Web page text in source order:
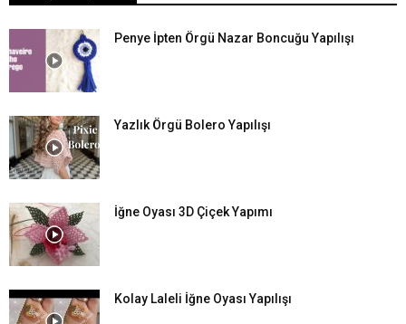
Penye İpten Örgü Nazar Boncuğu Yapılışı
Yazlık Örgü Bolero Yapılışı
İğne Oyası 3D Çiçek Yapımı
Kolay Laleli İğne Oyası Yapılışı